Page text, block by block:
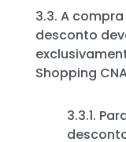
3.3. A
desconto
Shopping
3.3.1.